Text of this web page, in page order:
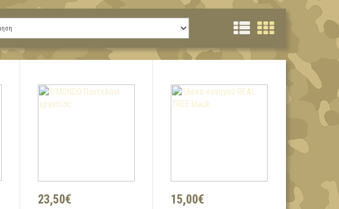
23,50€ 15,00€